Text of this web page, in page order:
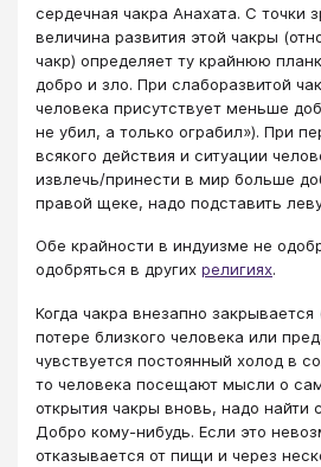
сердечная чакра Анахата. С точки
величина развития этой чакры
чакр) определяет ту крайнюю
добро и зло. При слаборазвитой
человека присутствует меньше
не убил, а только ограбил»). При
всякого действия и ситуации
извлечь/принести в мир больше
правой щеке, надо подставить
Обе крайности в индуизме не
одобряться в других религиях.
Когда чакра внезапно
потере близкого человека или
чувствуется постоянный холод в
то человека посещают мысли о
открытия чакры вновь, надо найти
Добро кому-нибудь. Если это
отказывается от пищи и через